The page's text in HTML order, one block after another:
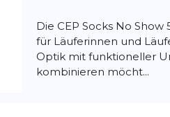
Die CEP Socks No Show
für Läuferinnen und
Optik mit funktioneller
kombinieren möcht...